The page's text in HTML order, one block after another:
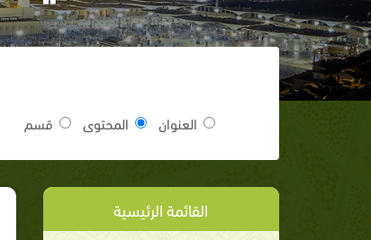
العنوان المحتوى قسم
القائمة الرئيسية